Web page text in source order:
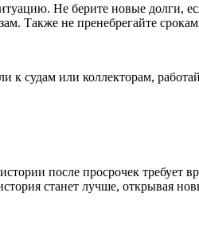
Не берите новые долги,
Также не пренебрегайте
к судам или коллекторам,
после просрочек требует
станет лучше, открывая